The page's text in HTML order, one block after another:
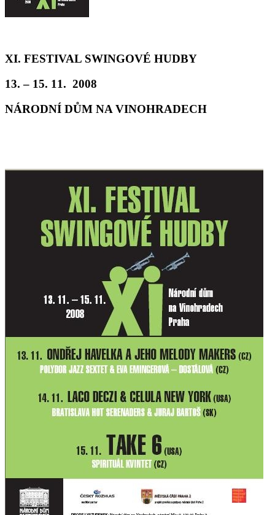
XI. FESTIVAL SWINGOVÉ HUDBY
13. – 15. 11. 2008
NÁRODNÍ DŮM NA VINOHRADECH